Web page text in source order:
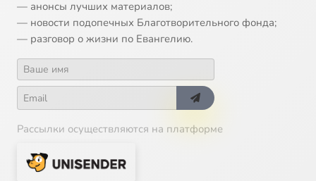
— анонсы лучших материалов;
— новости подопечных Благотворительного фонда;
— разговор о жизни по Евангелию.
Рассылки осуществляются на платформе